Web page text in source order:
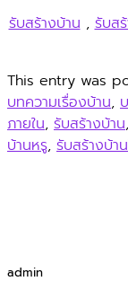
รับสร้างบ้าน,รับส
This entry was
บทความเรื่องบ้าน,
ภายใน, รับสร้างบ้าน,
บ้านหรู, รับสร้างบ้า
admin